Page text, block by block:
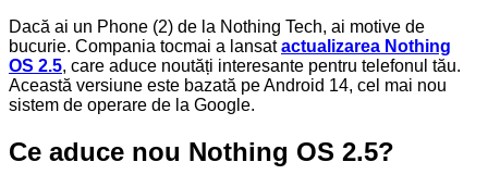
Dacă ai un Phone (2) de la Nothing Tech, ai motive de
bucurie. Compania tocmai a lansatactualizarea Nothing
OS 2.5, care aduce noutăți interesante pentru telefonul tău.
Această versiune este bazată pe Android 14, cel mai nou
sistem de operare de la Google.
Ce aduce nou Nothing OS 2.5?